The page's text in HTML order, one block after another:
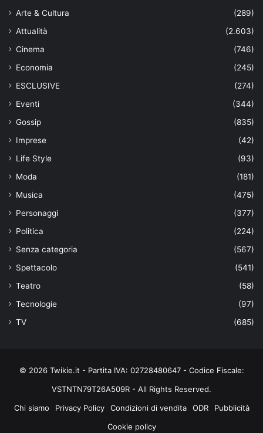
Arte & Cultura
(289)
Attualità
(2.603)
Cinema
(746)
Economia
(245)
ESCLUSIVE
(274)
Eventi
(344)
Gossip
(835)
Imprese
(42)
Life Style
(93)
Moda
(181)
Musica
(475)
Personaggi
(377)
Politica
(224)
Senza categoria
(567)
Spettacolo
(541)
Teatro
(58)
Tecnologie
(97)
TV
(685)
© 2026 Twikie.it - Partita IVA: 02728480647 - Codice Fiscale:
VSTNTN79T26A509R - All Rights Reserved.
Chi siamo
Privacy Policy Condizioni di vendita ODR
Pubblicità
Cookie policy